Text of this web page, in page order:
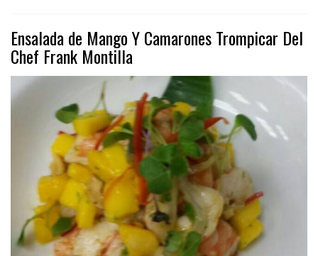
Ensalada de Mango Y Camarones Trompicar Del
Chef Frank Montilla